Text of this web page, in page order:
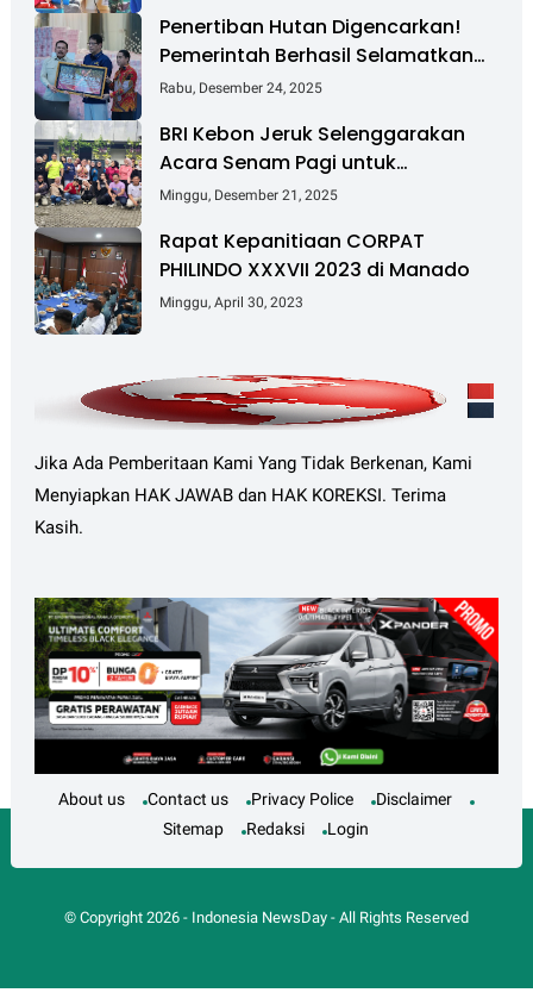
Penertiban Hutan Digencarkan!
Pemerintah Berhasil Selamatkan
Rp 6 T dan Kuasai Kembali 4 Juta
Rabu, Desember 24, 2025
BRI Kebon Jeruk Selenggarakan
Acara Senam Pagi untuk
Tingkatkan Kesehatan dan
Minggu, Desember 21, 2025
Rapat Kepanitiaan CORPAT
PHILINDO XXXVII 2023 di Manado
Minggu, April 30, 2023
Jika Ada Pemberitaan Kami Yang Tidak Berkenan, Kami
Menyiapkan HAK JAWAB dan HAK KOREKSI. Terima
Kasih.
About us Contact us Privacy Police
Disclaimer
Sitemap
Redaksi Login
© Copyright 2026- Indonesia NewsDay- All Rights Reserved